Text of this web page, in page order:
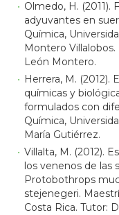
Olmedo, H. (2011).
adyuvantes en
Química,
Montero
León Montero.
Herrera, M. (2012).
químicas y
formulados con
Química,
María Gutiérrez.
Villalta, M. (2012).
los venenos de las
Protobothrops
stejenegeri.
Costa Rica. Tutor: